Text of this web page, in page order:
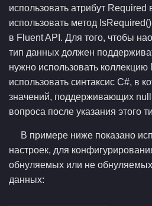
использовать атрибут
использовать метод
в Fluent API. Для того, чтобы
тип данных должен
нужно использовать
использовать синтаксис C#, в
значений, поддерживающих
вопроса после указания этого
В примере ниже показано
настроек, для
обнуляемых или не
данных: